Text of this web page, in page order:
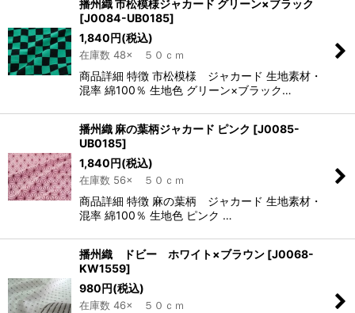
播州織 市松模様ジャカード グリーン×ブラック
[J0084-UB0185]
1,840円(税込)
在庫数 48× ５０ｃｍ
商品詳細 特徴 市松模様 ジャカード 生地素材・
混率 綿100％ 生地色 グリーン×ブラック…
播州織 麻の葉柄ジャカード ピンク [J0085-
UB0185]
1,840円(税込)
在庫数 56× ５０ｃｍ
商品詳細 特徴 麻の葉柄 ジャカード 生地素材・
混率 綿100％ 生地色 ピンク …
播州織 ドビー ホワイト×ブラウン [J0068-
KW1559]
980円(税込)
在庫数 46× ５０ｃｍ